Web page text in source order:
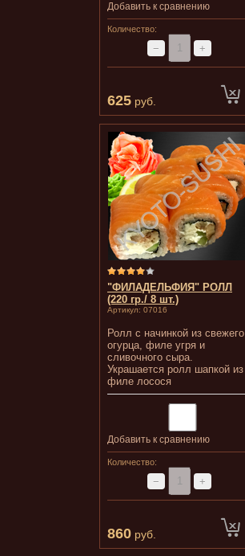
Добавить к сравнению
Количество:
− +
625 руб.
"ФИЛАДЕЛЬФИЯ" РОЛЛ
(220 гр./ 8 шт.)
Артикул: 07016
Ролл с начинкой из свежего
огурца, филе угря и
сливочного сыра.
Украшается ролл шапкой из
филе лосося
Добавить к сравнению
Количество:
− +
860 руб.